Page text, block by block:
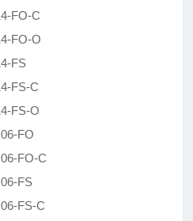
FO-C
FO-O
FS
FS-C
FS-O
FO
FO-C
FS
FS-C